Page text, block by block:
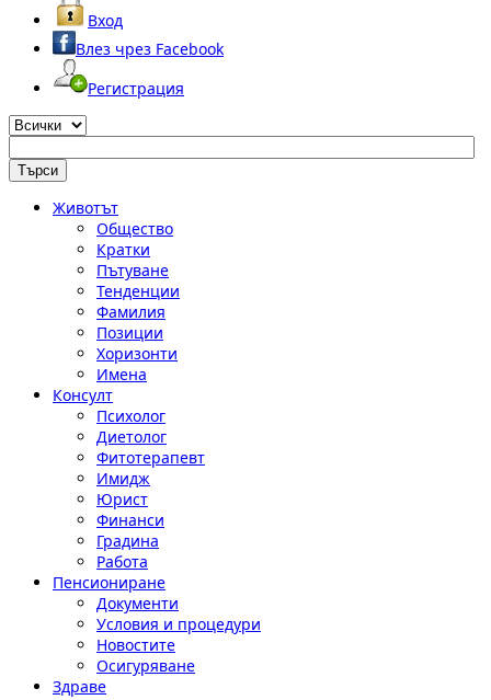
Вход
Влез чрез Facebook
Регистрация
Животът
Общество
Кратки
Пътуване
Тенденции
Фамилия
Позиции
Хоризонти
Имена
Консулт
Психолог
Диетолог
Фитотерапевт
Имидж
Юрист
Финанси
Градина
Работа
Пенсиониране
Документи
Условия и процедури
Новостите
Осигуряване
Здраве